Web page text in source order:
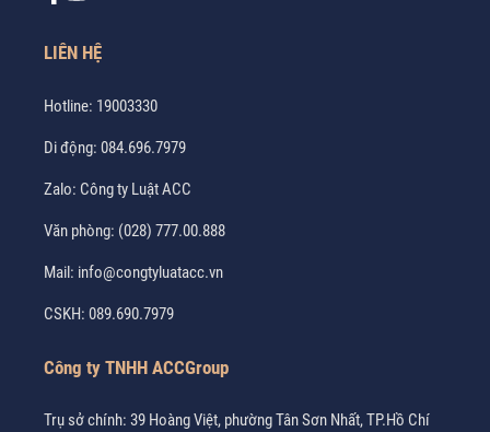
LIÊN HỆ
Hotline: 19003330
Di động: 084.696.7979
Zalo: Công ty Luật ACC
Văn phòng: (028) 777.00.888
Mail: info@congtyluatacc.vn
CSKH: 089.690.7979
Công ty TNHH ACCGroup
Trụ sở chính: 39 Hoàng Việt, phường Tân Sơn Nhất, TP.Hồ Chí